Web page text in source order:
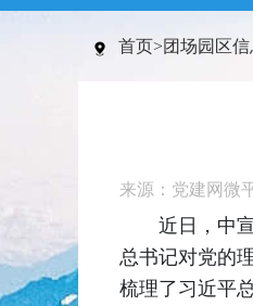
首页>团场园区信
来源：党建网微
近日，中
总书记对党的
梳理了习近平